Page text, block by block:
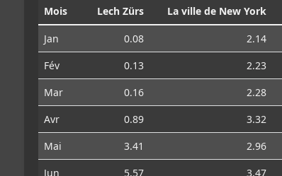
Mois Lech Zürs La ville de New York
Jan 0.08 2.14
Fév
0.13 2.23
Mar
0.16 2.28
Avr
0.89 3.32
Mai
3.41 2.96
Jun
5.57 3.47